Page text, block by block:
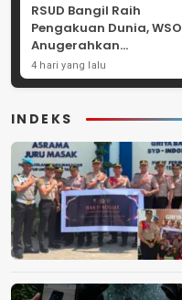
RSUD Bangil Raih
Pengakuan Dunia, WSO
Anugerahkan
Penghargaan
Internasional untuk
4 hari yang lalu
INDEKS